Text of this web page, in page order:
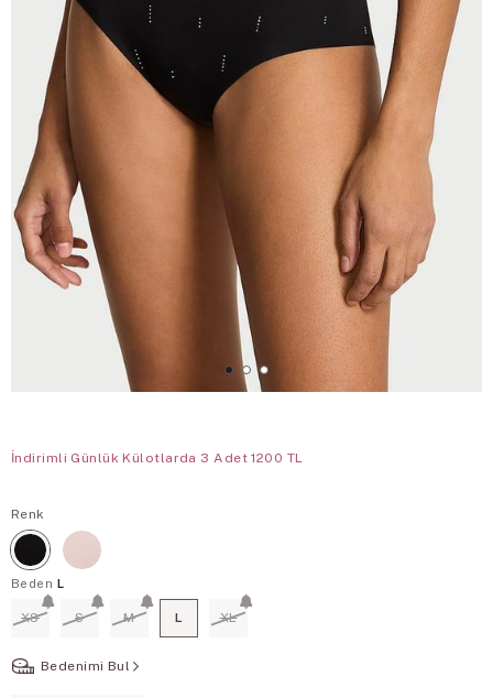
İndirimli Günlük Külotlarda 3 Adet 1200 TL
Renk
Beden L
XS S M L XL
Bedenimi Bul